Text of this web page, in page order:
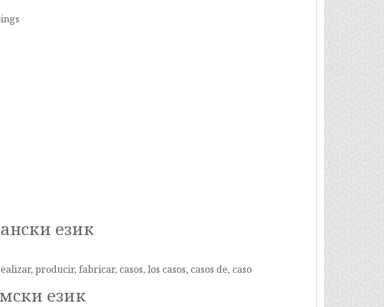
език
producir, fabricar, casos, los casos, casos de, caso
език